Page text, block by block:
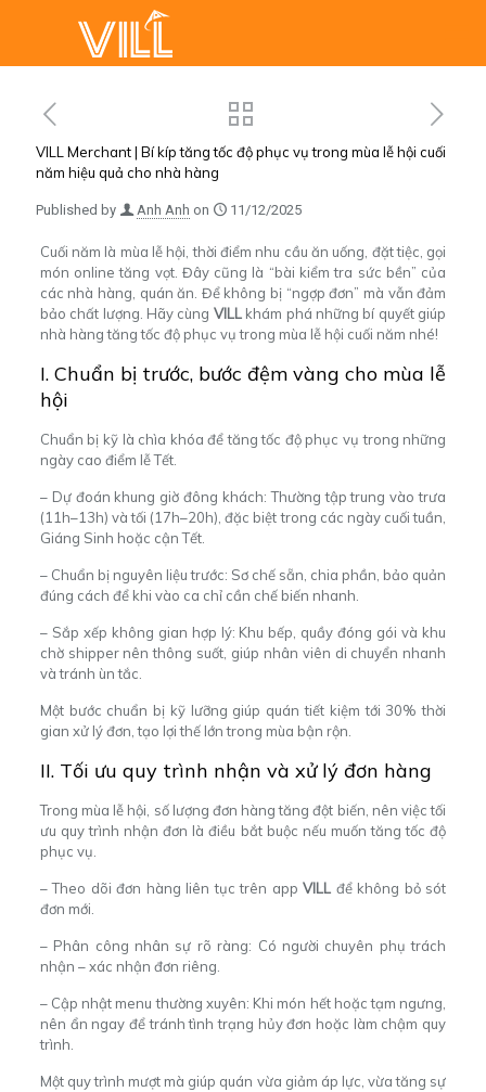
VILL Merchant | Bí kíp tăng tốc độ phục vụ trong mùa lễ hội cuối
năm hiệu quả cho nhà hàng
Published by Anh Anh on 11/12/2025
Cuối năm là mùa lễ hội, thời điểm nhu cầu ăn uống, đặt tiệc, gọi
món online tăng vọt. Đây cũng là “bài kiểm tra sức bền” của
các nhà hàng, quán ăn. Để không bị “ngợp đơn” mà vẫn đảm
bảo chất lượng. Hãy cùng VILLkhám phá những bí quyết giúp
nhà hàng tăng tốc độ phục vụ trong mùa lễ hội cuối năm nhé!
I. Chuẩn bị trước, bước đệm vàng cho mùa lễ
hội
Chuẩn bị kỹ là chìa khóa để tăng tốc độ phục vụ trong những
ngày cao điểm lễ Tết.
– Dự đoán khung giờ đông khách: Thường tập trung vào trưa
(11h–13h) và tối (17h–20h), đặc biệt trong các ngày cuối tuần,
Giáng Sinh hoặc cận Tết.
– Chuẩn bị nguyên liệu trước: Sơ chế sẵn, chia phần, bảo quản
đúng cách để khi vào ca chỉ cần chế biến nhanh.
– Sắp xếp không gian hợp lý: Khu bếp, quầy đóng gói và khu
chờ shipper nên thông suốt, giúp nhân viên di chuyển nhanh
và tránh ùn tắc.
Một bước chuẩn bị kỹ lưỡng giúp quán tiết kiệm tới 30% thời
gian xử lý đơn, tạo lợi thế lớn trong mùa bận rộn.
II. Tối ưu quy trình nhận và xử lý đơn hàng
Trong mùa lễ hội, số lượng đơn hàng tăng đột biến, nên việc tối
ưu quy trình nhận đơn là điều bắt buộc nếu muốn tăng tốc độ
phục vụ.
– Theo dõi đơn hàng liên tục trên appVILL để không bỏ sót
đơn mới.
– Phân công nhân sự rõ ràng: Có người chuyên phụ trách
nhận – xác nhận đơn riêng.
– Cập nhật menu thường xuyên: Khi món hết hoặc tạm ngưng,
nên ẩn ngay để tránh tình trạng hủy đơn hoặc làm chậm quy
trình.
Một quy trình mượt mà giúp quán vừa giảm áp lực, vừa tăng sự